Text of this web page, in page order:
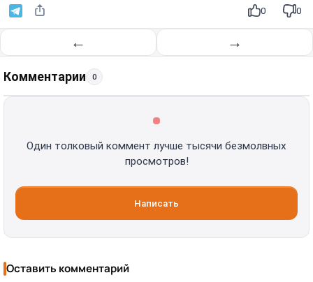
0 0
← →
Комментарии 0
Один толковый коммент лучше тысячи безмолвных
просмотров!
Написать
Оставить комментарий